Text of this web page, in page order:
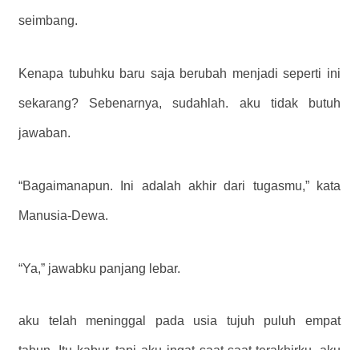
seimbang.
Kenapa tubuhku baru saja berubah menjadi seperti ini
sekarang? Sebenarnya, sudahlah. aku tidak butuh
jawaban.
“Bagaimanapun. Ini adalah akhir dari tugasmu,” kata
Manusia-Dewa.
“Ya,” jawabku panjang lebar.
aku telah meninggal pada usia tujuh puluh empat